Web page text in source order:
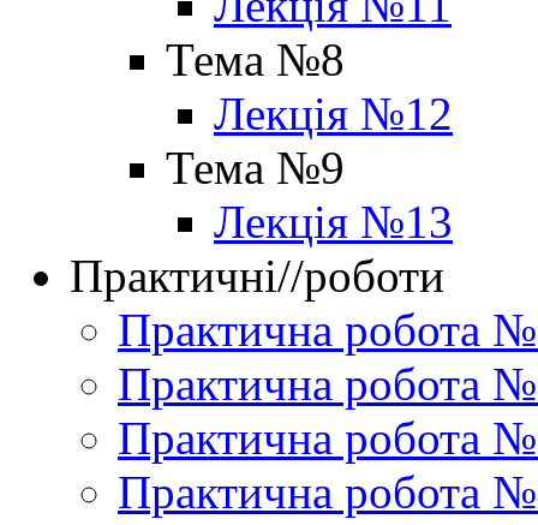
Тема №8
Лекція №12
Тема №9
Лекція №13
Практичні//роботи
Практична робота
Практична робота
Практична робота
Практична робота